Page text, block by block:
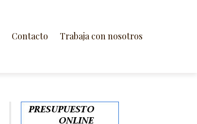
Contacto Trabaja con nosotros